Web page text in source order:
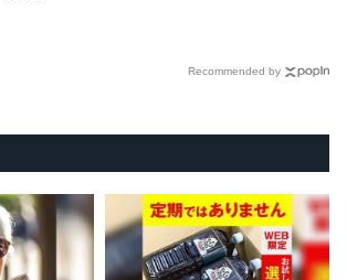
Recommended by